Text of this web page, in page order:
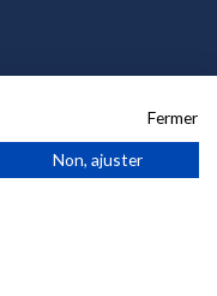
Fermer
Non, ajuster